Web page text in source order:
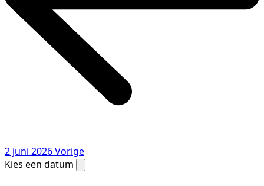
2 juni 2026Vorige
Kies een datum